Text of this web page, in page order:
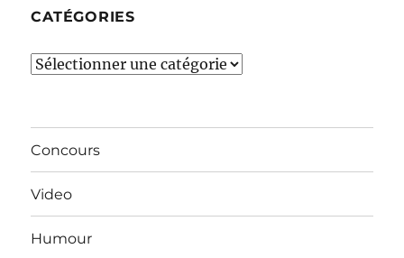
CATÉGORIES
Catégories
Concours
Video
Humour